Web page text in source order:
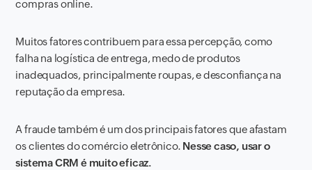
compras online.
Muitos fatores contribuem para essa percepção, como
falha na logística de entrega, medo de produtos
inadequados, principalmente roupas, e desconfiança na
reputação da empresa.
A fraude também é um dos principais fatores que afastam
os clientes do comércio eletrônico. Nesse caso, usar o
sistema CRM é muito eficaz.